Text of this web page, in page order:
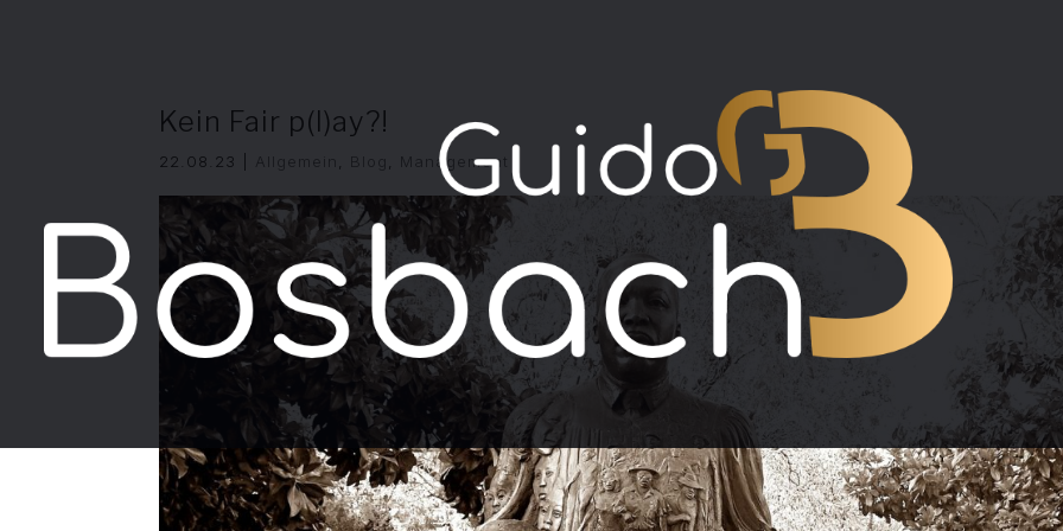
Kein Fair p(l)ay?!
22.08.23 Allgemein Blog Management